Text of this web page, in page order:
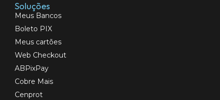
Soluções
Meus Bancos
Boleto PIX
Meus cartões
Web Checkout
ABPixPay
Cobre Mais
Cenprot